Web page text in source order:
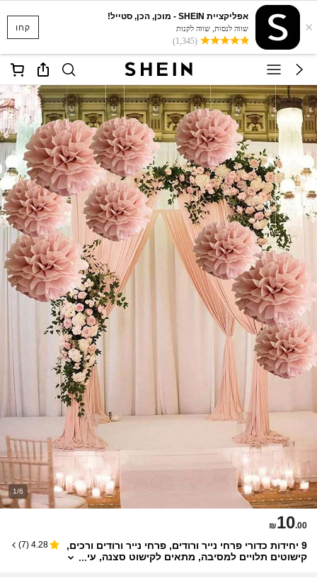
קחו ×
אפליקציית SHEIN - מוכן, הכן, סטייל!
שווה לנסות, שווה לקנות
(1,345)
1/6
₪10.00
9 יחידות כדורי פרחי נייר ורודים, פרחי נייר ורודים ורכים,
קישוטים תלויים למסיבה, מתאים לקישוט סצנה, עי
4.28
(
7
)